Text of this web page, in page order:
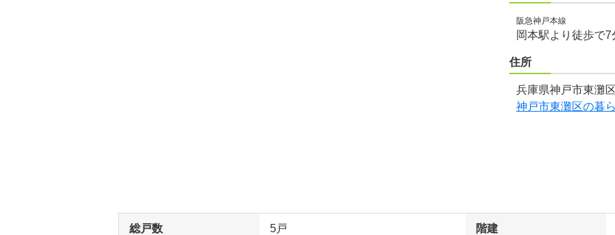
阪急神戸本線
岡本駅より徒歩で7
住所
兵庫県神戸市東灘
神戸市東灘区の暮
総戸数 5戸 階建